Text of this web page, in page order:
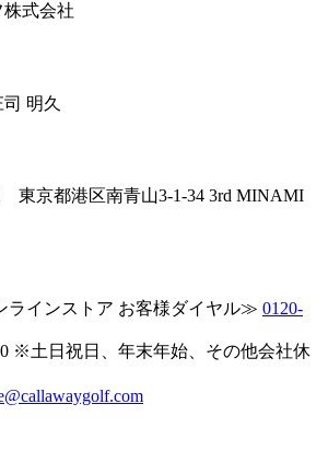
式会社
明久
京都港区南青山3-1-34 3rd MINAMI
ラインストア お客様ダイヤル≫ 0120-
※土日祝日、年末年始、その他会社休